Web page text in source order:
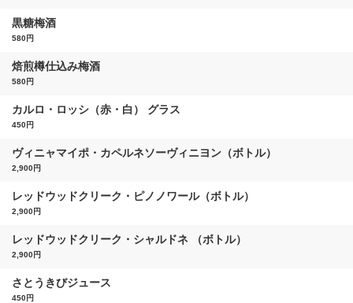
黒糖梅酒
580円
焙煎樽仕込み梅酒
580円
カルロ・ロッシ（赤・白） グラス
450円
ヴィニャマイポ・カペルネソーヴィニヨン（ボトル）
2,900円
レッドウッドクリーク・ピノノワール（ボトル）
2,900円
レッドウッドクリーク・シャルドネ （ボトル）
2,900円
さとうきびジュース
450円